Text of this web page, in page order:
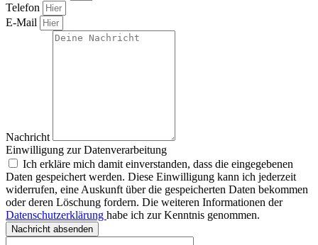
Telefon
E-Mail
Nachricht
Einwilligung zur Datenverarbeitung
Ich erkläre mich damit einverstanden, dass die eingegebenen
Daten gespeichert werden. Diese Einwilligung kann ich jederzeit
widerrufen, eine Auskunft über die gespeicherten Daten bekommen
oder deren Löschung fordern. Die weiteren Informationen der
Datenschutzerklärung habe ich zur Kenntnis genommen.
Nachricht absenden